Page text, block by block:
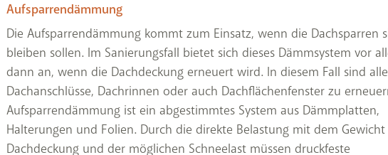
Aufsparrendämmung
Die Aufsparrendämmung kommt zum Einsatz, wenn die Dachsparren
bleiben sollen. Im Sanierungsfall bietet sich dieses Dämmsystem vor
dann an, wenn die Dachdeckung erneuert wird. In diesem Fall sind alle
Dachanschlüsse, Dachrinnen oder auch Dachflächenfenster zu
Aufsparrendämmung ist ein abgestimmtes System aus Dämmplatten,
Halterungen und Folien. Durch die direkte Belastung mit dem
Dachdeckung und der möglichen Schneelast müssen druckfeste